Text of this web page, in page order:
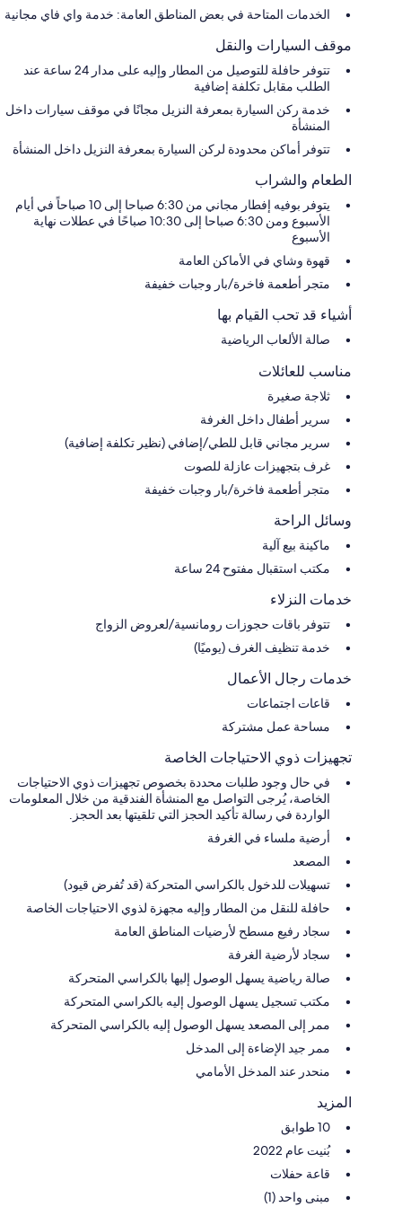
الخدمات المتاحة في بعض المناطق العامة: خدمة واي فاي مجانية
موقف السيارات والنقل
تتوفر حافلة للتوصيل من المطار وإليه على مدار 24 ساعة عند
الطلب مقابل تكلفة إضافية
خدمة ركن السيارة بمعرفة النزيل مجانًا في موقف سيارات داخل
المنشأة
تتوفر أماكن محدودة لركن السيارة بمعرفة النزيل داخل المنشأة
الطعام والشراب
يتوفر بوفيه إفطار مجاني من 6:30 صباحا إلى 10 صباحاً في أيام
الأسبوع ومن 6:30 صباحا إلى 10:30 صباحًا في عطلات نهاية
الأسبوع
قهوة وشاي في الأماكن العامة
متجر أطعمة فاخرة/بار وجبات خفيفة
أشياء قد تحب القيام بها
صالة الألعاب الرياضية
مناسب للعائلات
ثلاجة صغيرة
سرير أطفال داخل الغرفة
سرير مجاني قابل للطي/إضافي (نظير تكلفة إضافية)
غرف بتجهيزات عازلة للصوت
متجر أطعمة فاخرة/بار وجبات خفيفة
وسائل الراحة
ماكينة بيع آلية
مكتب استقبال مفتوح 24 ساعة
خدمات النزلاء
تتوفر باقات حجوزات رومانسية/لعروض الزواج
خدمة تنظيف الغرف (يوميًا)
خدمات رجال الأعمال
قاعات اجتماعات
مساحة عمل مشتركة
تجهيزات ذوي الاحتياجات الخاصة
في حال وجود طلبات محددة بخصوص تجهيزات ذوي الاحتياجات
الخاصة، يُرجى التواصل مع المنشأة الفندقية من خلال المعلومات
الواردة في رسالة تأكيد الحجز التي تلقيتها بعد الحجز.
أرضية ملساء في الغرفة
المصعد
تسهيلات للدخول بالكراسي المتحركة (قد تُفرض قيود)
حافلة للنقل من المطار وإليه مجهزة لذوي الاحتياجات الخاصة
سجاد رفيع مسطح لأرضيات المناطق العامة
سجاد لأرضية الغرفة
صالة رياضية يسهل الوصول إليها بالكراسي المتحركة
مكتب تسجيل يسهل الوصول إليه بالكراسي المتحركة
ممر إلى المصعد يسهل الوصول إليه بالكراسي المتحركة
ممر جيد الإضاءة إلى المدخل
منحدر عند المدخل الأمامي
المزيد
10 طوابق
بُنيت عام 2022
قاعة حفلات
مبنى واحد (1)